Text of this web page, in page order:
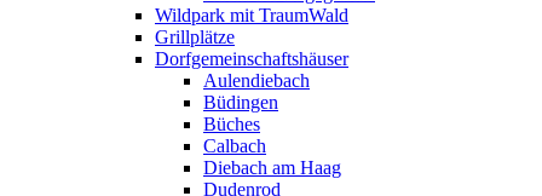
Wildpark mit TraumWald
Grillplätze
Dorfgemeinschaftshäuser
Aulendiebach
Büdingen
Büches
Calbach
Diebach am Haag
Dudenrod